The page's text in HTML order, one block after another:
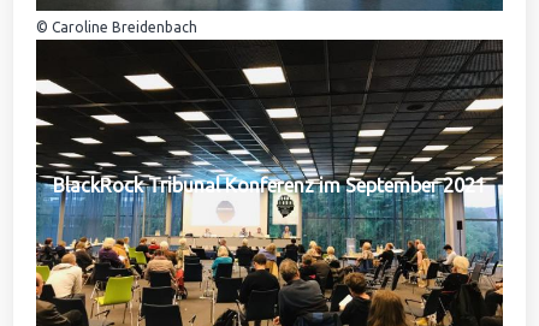
© Caroline Breidenbach
BlackRock Tribunal Konferenz im September 2021